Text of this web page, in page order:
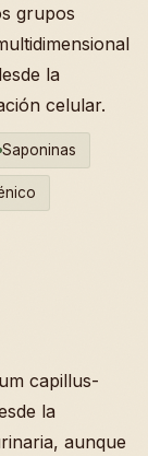
grupos
la
celular.
Saponinas
capillus-
la
aunque